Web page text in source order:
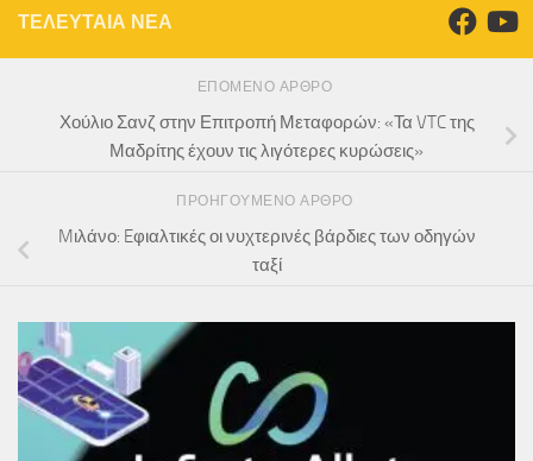
ΤΕΛΕΥΤΑΙΑ ΝΕΑ
ΕΠΌΜΕΝΟ ΆΡΘΡΟ
Χούλιο Σανζ στην Επιτροπή Μεταφορών: «Τα VTC της
Μαδρίτης έχουν τις λιγότερες κυρώσεις»
ΠΡΟΗΓΟΎΜΕΝΟ ΆΡΘΡΟ
Mιλάνο: Eφιαλτικές οι νυχτερινές βάρδιες των οδηγών
ταξί